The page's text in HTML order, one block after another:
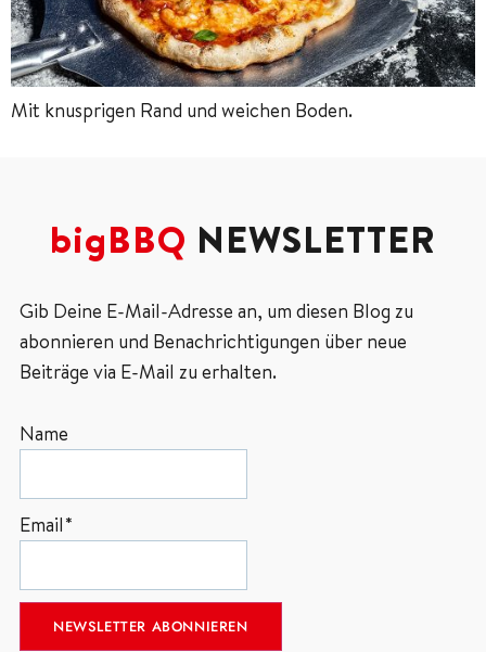
Mit knusprigen Rand und weichen Boden.
bigBBQ NEWSLETTER
Gib Deine E-Mail-Adresse an, um diesen Blog zu
abonnieren und Benachrichtigungen über neue
Beiträge via E-Mail zu erhalten.
Name
Email*